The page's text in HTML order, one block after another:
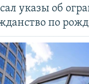
указы об
по